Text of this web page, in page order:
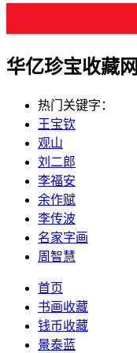
华亿珍宝收藏网
热门关键字：
王宝钦
观山
刘二郎
李福安
余作赋
李传波
名家字画
周智慧
首页
书画收藏
钱币收藏
景泰蓝